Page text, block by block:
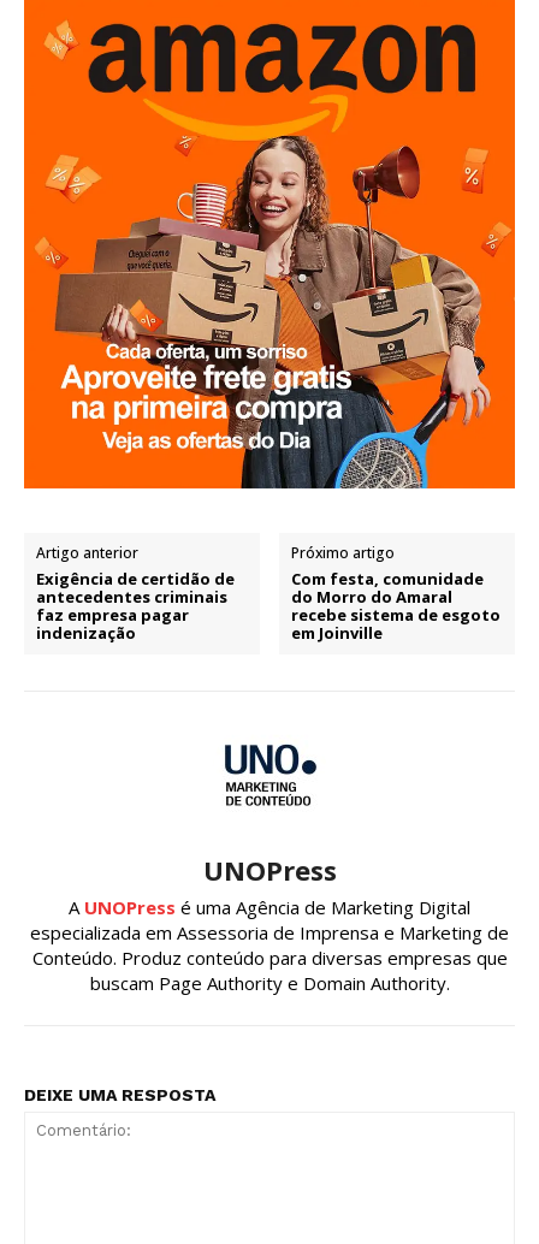
Artigo anterior
Exigência de certidão de
antecedentes criminais
faz empresa pagar
indenização
Próximo artigo
Com festa, comunidade
do Morro do Amaral
recebe sistema de esgoto
em Joinville
UNOPress
A UNOPress é uma Agência de Marketing Digital
especializada em Assessoria de Imprensa e Marketing de
Conteúdo. Produz conteúdo para diversas empresas que
buscam Page Authority e Domain Authority.
DEIXE UMA RESPOSTA